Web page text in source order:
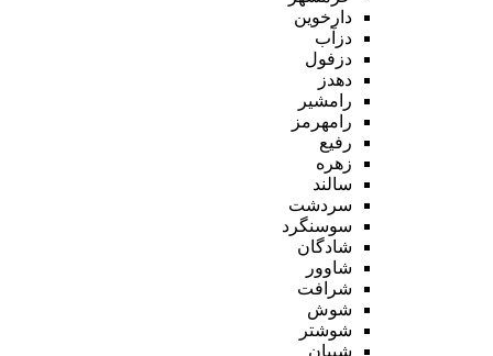
دارخوین
دزآب
دزفول
دهدز
رامشیر
رامهرمز
رفیع
زهره
سالند
سردشت
سوسنگرد
شادگان
شاوور
شرافت
شوش
شوشتر
شیبان